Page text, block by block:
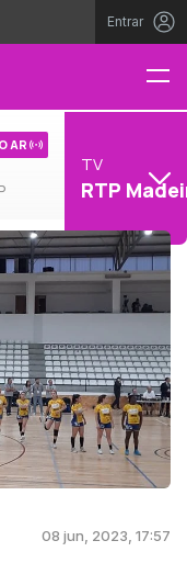
Entrar
AR
TV
RTP
08 jun, 2023, 17:57